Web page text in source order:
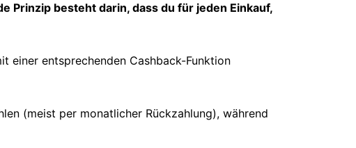
Prinzip besteht darin, dass du für jeden Einkauf,
einer entsprechenden Cashback-Funktion
(meist per monatlicher Rückzahlung), während